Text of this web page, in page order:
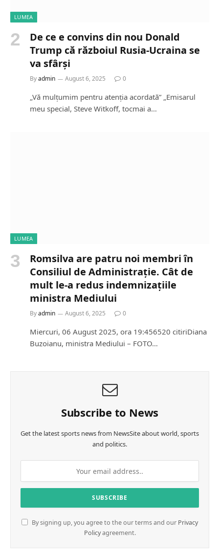
LUMEA
De ce e convins din nou Donald
Trump că războiul Rusia-Ucraina se
va sfârși
Byadmin August 6, 2025 0
„Vă mulțumim pentru atenția acordată” „Emisarul
meu special, Steve Witkoff, tocmai a…
LUMEA
Romsilva are patru noi membri în
Consiliul de Administrație. Cât de
mult le-a redus indemnizațiile
ministra Mediului
Byadmin August 6, 2025 0
Miercuri, 06 August 2025, ora 19:456520 citiriDiana
Buzoianu, ministra Mediului – FOTO…
Subscribe to News
Get the latest sports news from NewsSite about world, sports
and politics.
By signing up, you agree to the our terms and our Privacy
Policyagreement.